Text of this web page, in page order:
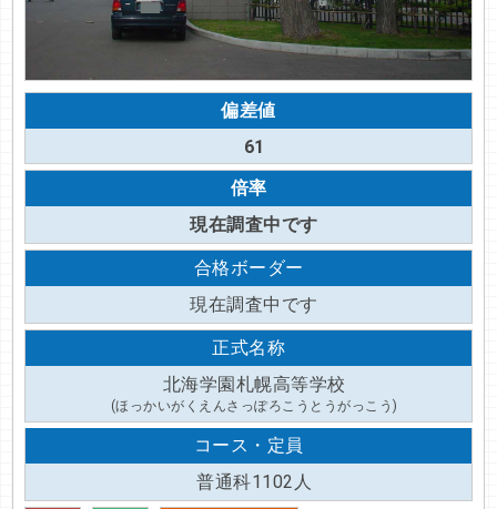
偏差値
61
倍率
現在調査中です
合格ボーダー
現在調査中です
正式名称
北海学園札幌高等学校
(ほっかいがくえんさっぽろこうとうがっこう)
コース・定員
普通科1102人